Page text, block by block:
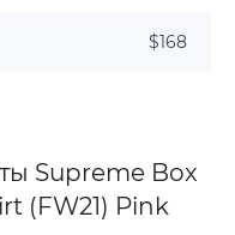
$168
Supreme Box
(FW21) Pink